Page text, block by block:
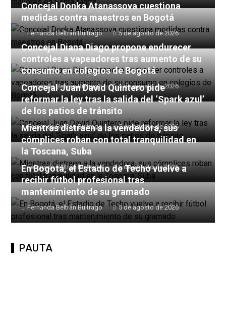
Concejal Donka Atanassova cuestiona
medidas contra maestros en Bogotá
Fernanda Beltrán Buitrago 5 de agosto de 2026
Concejal Diana Diago propone endurecer
controles a vapeadores tras aumento de su
consumo en colegios de Bogotá
Fernanda Beltrán Buitrago 5 de agosto de 2026
Concejal Juan David Quintero pide
reformar la ley tras la salida del ‘Spark azul’
de los patios de tránsito
Fernanda Beltrán Buitrago 5 de agosto de 2026
Mientras distraen a la vendedora, sus
cómplices roban con total tranquilidad en
la Toscana, Suba
Fernanda Beltrán Buitrago 5 de agosto de 2026
En Bogotá, el Estadio de Techo vuelve a
recibir fútbol profesional tras
mantenimiento de su gramado
Fernanda Beltrán Buitrago 5 de agosto de 2026
PAUTA